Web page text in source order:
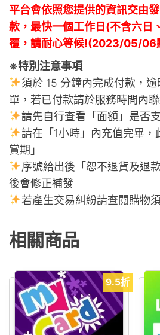
平台會依照您提供的資訊交由
款，最快一個工作日(不含六日
覆，請耐心等候!(2023/05/06
※特別注意事項
須於 15 分鐘內完成付款，
單，若已付款請於服務時間內
請先自行查看「面額」是否
請在「1小時」內充值完畢
賞期」
序號給出後「恕不退貨及退
後會修正補發
若產生交易糾紛請查閱購物
相關商品
9.5折